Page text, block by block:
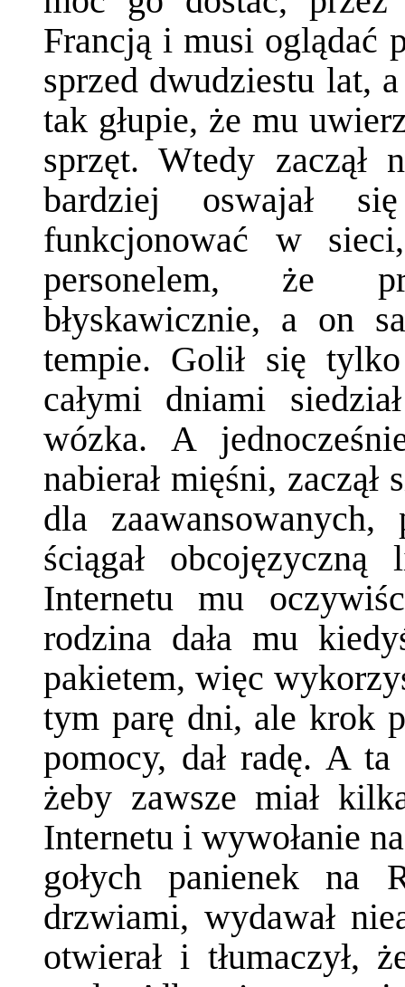
Francją i musi oglądać
sprzed dwudziestu lat,
tak głupie, że mu
sprzęt. Wtedy
bardziej oswajał
funkcjonować w
personelem, że
błyskawicznie, a on
tempie. Golił się
całymi dniami
wózka. A
nabierał mięśni,
dla
ściągał
Internetu mu
rodzina dała mu
pakietem, więc
tym parę dni, ale krok
pomocy, dał radę. A
żeby zawsze miał
Internetu i wywołanie
gołych panienek na
drzwiami, wydawał
otwierał i tłumaczył,